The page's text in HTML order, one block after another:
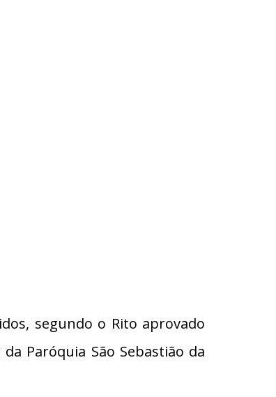
segundo o Rito aprovado
Paróquia São Sebastião da